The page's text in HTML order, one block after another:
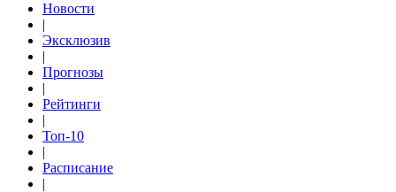
Новости
|
Эксклюзив
|
Прогнозы
|
Рейтинги
|
Топ-10
|
Расписание
|